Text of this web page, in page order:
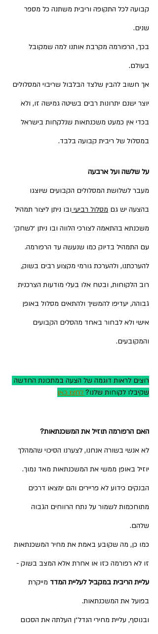
קבועה לכל התקופה וריבית משתנה כל מספר
שנים.
בכך, הרפורמה מקרבת אותנו למה שמקובל
בעולם.
אך חשוב להבין שלצד הבלבול שריבוי המסלולים
יוצר ישנם יתרונות רבים בשיטה גמישה זו, ולא
בכדי אין כמעט משכנתאות שנלקחות בישראל
במסלול של ריבית קבועה בלבד.
על שלשה ועל ארבעה
מעבר לשלושת המסלולים הקבועים שיוצגו
בהצעה יש גם מסלול רביעי ובו ניתן ליצור תמהיל
משכנתא בהתאמה לצורכי הלווה ובו ניתן ׳לשחק׳
עם התמהיל בדיוק כמו שנעשה עד הרפורמה.
להערכתנו, ולהערכת גורמי מקצוע רבים בשוק,
רוב הלקוחות, ובטח אלו בעלי מודעות הצרכנית
גבוהה, יעדיפו להמשיך ולהתאים מסלול באופן
אישי ולא לבחור באחד מהסלים הקבועים
והמקובעים.
רוצים לראות דוגמה של הצעה במתכונת החדשה
שקיבלו לקוחות שלנו? לחצו כאן
האם הרפורמה תוזיל את המשכנתאות?
לא אנשי בשורה אנחנו, לצערנו הסיכוי שהמהלך
יוזיל באופן ממשי את המשכנתאות מאד נמוך.
הבנקים כידוע לא פריירים והם ימצאו דרכים
מתוחכמות לשמור על נתח הרווחים הגבוה
שלהם.
כמו כן, מה שקובע באמת את מחיר המשכנתאות
זו לא רפורמה כזו או אחרת אלא המצב בשוק -
עליית הריבית במקביל לעליית המדד מייקרת
בפועל את המשכנתאות.
ובנוסף, עליית מחירי הנדל״ן העלתה את הסכום